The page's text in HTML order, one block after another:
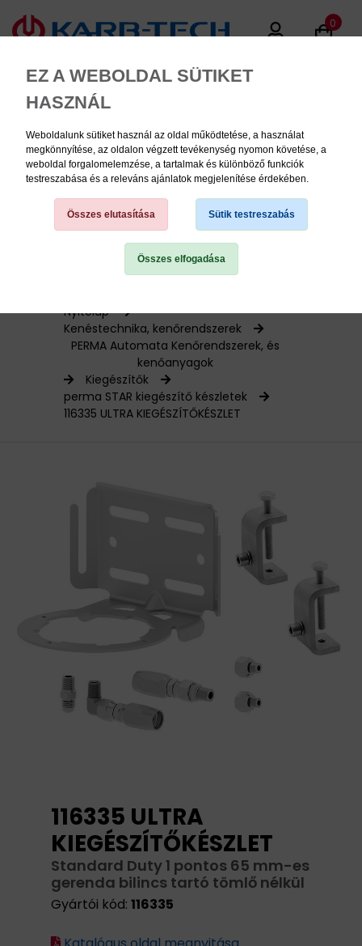
EZ A WEBOLDAL SÜTIKET
HASZNÁL
Weboldalunk sütiket használ az oldal működtetése, a használat
megkönnyítése, az oldalon végzett tevékenység nyomon követése, a
weboldal forgalomelemzése, a tartalmak és különböző funkciók
testreszabása és a releváns ajánlatok megjelenítése érdekében.
Összes elutasítása Sütik testreszabás
Összes elfogadása
0
MENU
KÉZISZERSZÁMOK
HAJTÁSTECHNIKA
VÁSÁRLÁSI INFORMÁCIÓK
KAPCSOLAT
Termékinformációk
Nyitólap
Kenéstechnika, kenőrendszerek
PERMA Automata Kenőrendszerek, és
kenőanyagok
Kiegészítők
perma STAR kiegészítő készletek
116335 ULTRA KIEGÉSZÍTŐKÉSZLET
116335 ULTRA
KIEGÉSZÍTŐKÉSZLET
Standard Duty 1 pontos 65 mm-es
gerenda bilincs tartó tömlő nélkül
Gyártói kód: 116335